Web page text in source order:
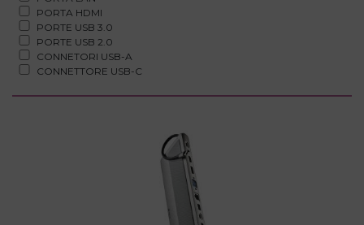
PORTA HDMI
PORTE USB 3.0
PORTE USB 2.0
CONNETORI USB-A
CONNETTORE USB-C